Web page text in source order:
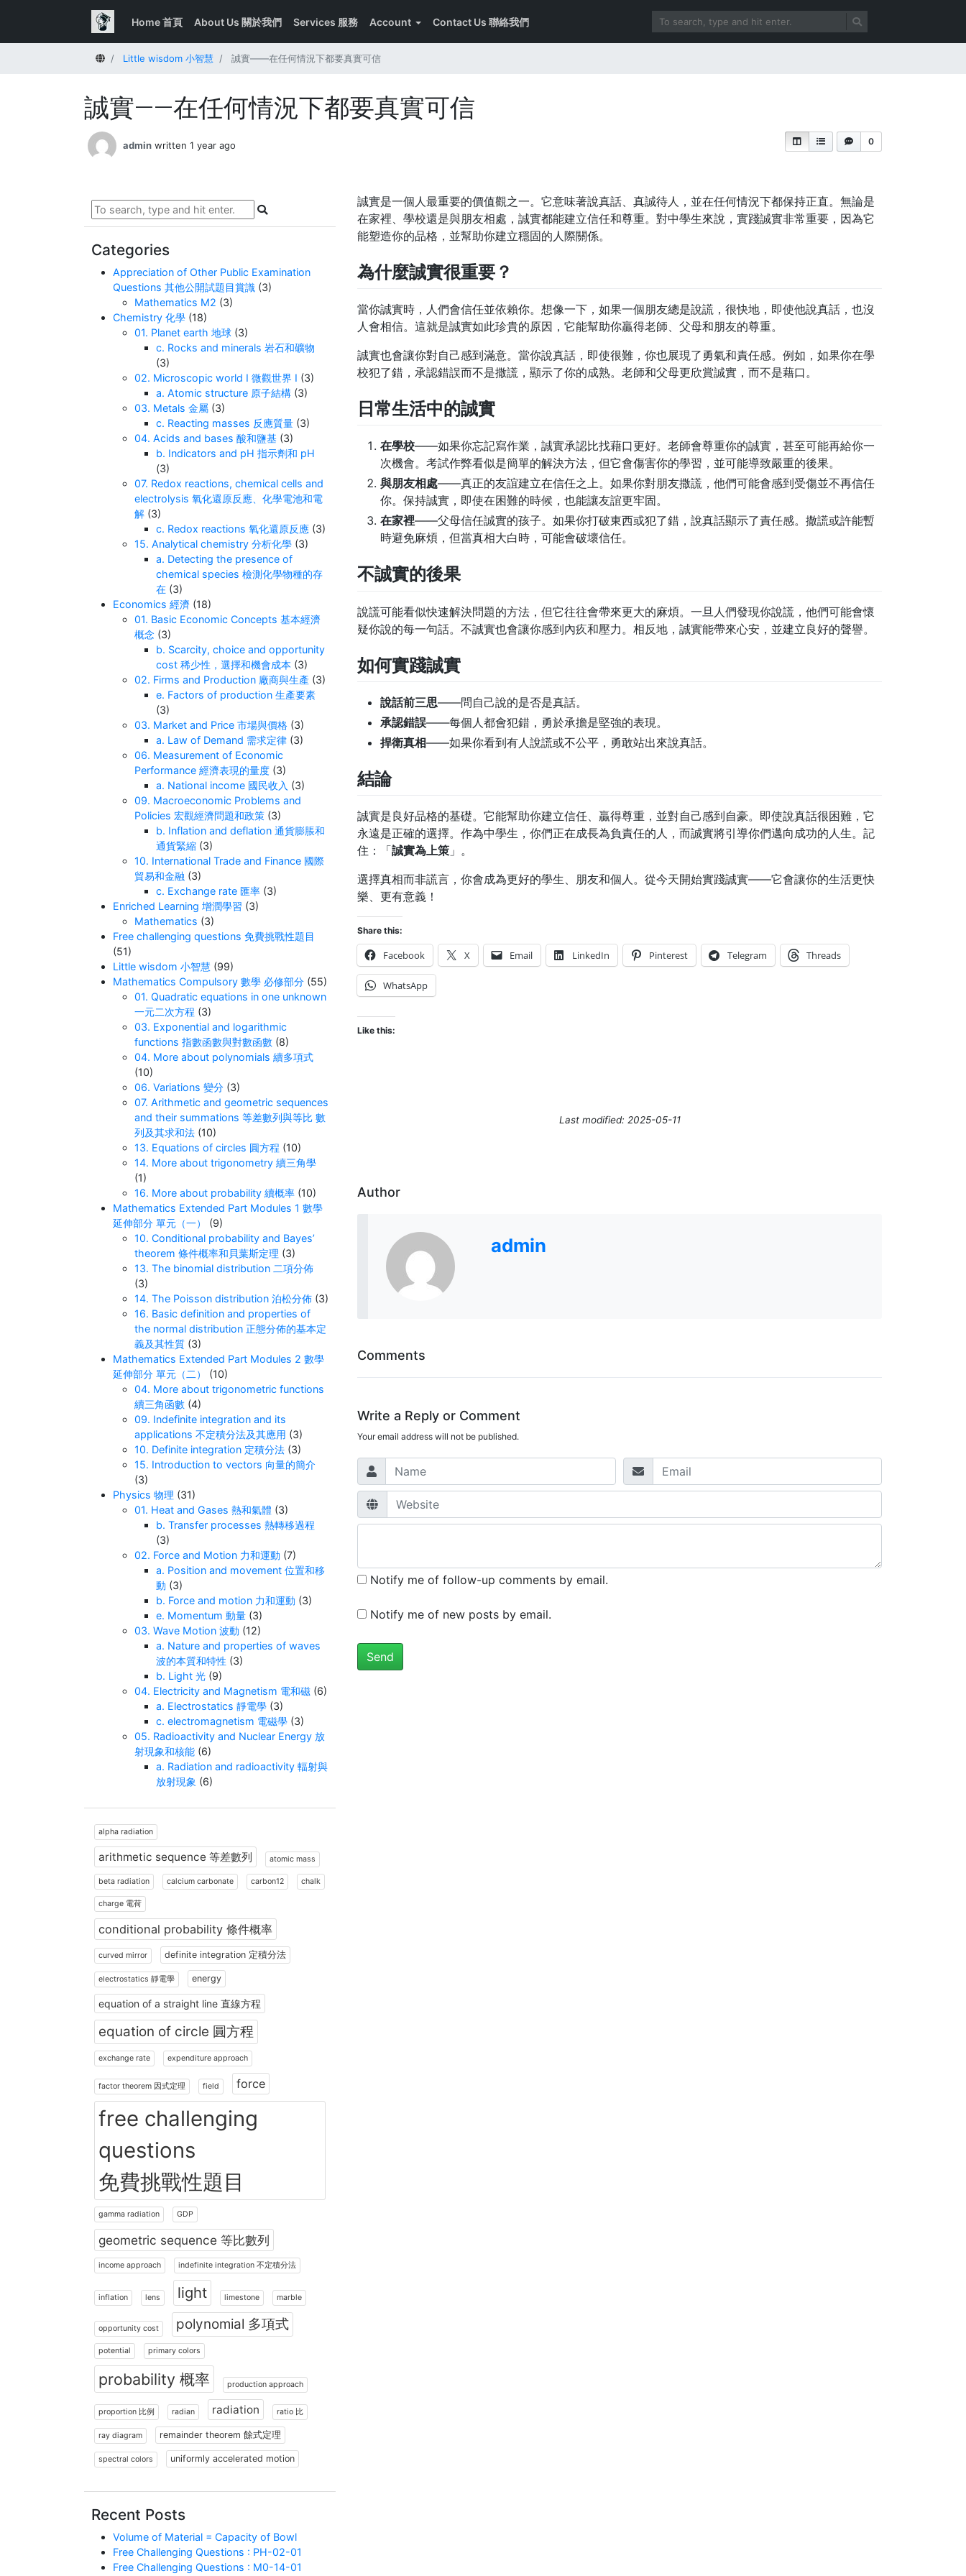
Home 首頁 About Us 關於我們 Services 服務 Account Contact Us 聯絡我們
HomeLittle wisdom 小智慧 誠實——在任何情況下都要真實可信
誠實——在任何情況下都要真實可信
0
admin written 1 year ago
誠實是一個人最重要的價值觀之一。它意味著說真話、真誠待人，並在任何情況下都保持正直。無論是
在家裡、學校還是與朋友相處，誠實都能建立信任和尊重。對中學生來說，實踐誠實非常重要，因為它
能塑造你的品格，並幫助你建立穩固的人際關係。
為什麼誠實很重要？
當你誠實時，人們會信任並依賴你。想像一下，如果一個朋友總是說謊，很快地，即使他說真話，也沒
人會相信。這就是誠實如此珍貴的原因，它能幫助你贏得老師、父母和朋友的尊重。
誠實也會讓你對自己感到滿意。當你說真話，即使很難，你也展現了勇氣和責任感。例如，如果你在學
校犯了錯，承認錯誤而不是撒謊，顯示了你的成熟。老師和父母更欣賞誠實，而不是藉口。
日常生活中的誠實
在學校——如果你忘記寫作業，誠實承認比找藉口更好。老師會尊重你的誠實，甚至可能再給你一
次機會。考試作弊看似是簡單的解決方法，但它會傷害你的學習，並可能導致嚴重的後果。
與朋友相處——真正的友誼建立在信任之上。如果你對朋友撒謊，他們可能會感到受傷並不再信任
你。保持誠實，即使在困難的時候，也能讓友誼更牢固。
在家裡——父母信任誠實的孩子。如果你打破東西或犯了錯，說真話顯示了責任感。撒謊或許能暫
時避免麻煩，但當真相大白時，可能會破壞信任。
不誠實的後果
說謊可能看似快速解決問題的方法，但它往往會帶來更大的麻煩。一旦人們發現你說謊，他們可能會懷
疑你說的每一句話。不誠實也會讓你感到內疚和壓力。相反地，誠實能帶來心安，並建立良好的聲譽。
如何實踐誠實
說話前三思——問自己說的是否是真話。
承認錯誤——每個人都會犯錯，勇於承擔是堅強的表現。
捍衛真相——如果你看到有人說謊或不公平，勇敢站出來說真話。
結論
誠實是良好品格的基礎。它能幫助你建立信任、贏得尊重，並對自己感到自豪。即使說真話很困難，它
永遠是正確的選擇。作為中學生，你們正在成長為負責任的人，而誠實將引導你們邁向成功的人生。記
住：「誠實為上策 」。
選擇真相而非謊言，你會成為更好的學生、朋友和個人。從今天開始實踐誠實——它會讓你的生活更快
樂、更有意義！
Share this:
Facebook X Email LinkedIn Pinterest Telegram Threads
WhatsApp
Like this:
Last modified: 2025-05-11
Author
admin
Comments
Write a Reply or Comment
Your email address will not be published.
Notify me of follow-up comments by email.
Notify me of new posts by email.
Categories
Appreciation of Other Public Examination
Questions 其他公開試題目賞識 (3)
Mathematics M2 (3)
Chemistry 化學 (18)
01. Planet earth 地球 (3)
c. Rocks and minerals 岩石和礦物
(3)
02. Microscopic world I 微觀世界 I (3)
a. Atomic structure 原子結構 (3)
03. Metals 金屬 (3)
c. Reacting masses 反應質量 (3)
04. Acids and bases 酸和鹽基 (3)
b. Indicators and pH 指示劑和 pH
(3)
07. Redox reactions, chemical cells and
electrolysis 氧化還原反應、化學電池和電
解 (3)
c. Redox reactions 氧化還原反應 (3)
15. Analytical chemistry 分析化學 (3)
a. Detecting the presence of
chemical species 檢測化學物種的存
在 (3)
Economics 經濟 (18)
01. Basic Economic Concepts 基本經濟
概念 (3)
b. Scarcity, choice and opportunity
cost 稀少性，選擇和機會成本 (3)
02. Firms and Production 廠商與生產 (3)
e. Factors of production 生產要素
(3)
03. Market and Price 市場與價格 (3)
a. Law of Demand 需求定律 (3)
06. Measurement of Economic
Performance 經濟表現的量度 (3)
a. National income 國民收入 (3)
09. Macroeconomic Problems and
Policies 宏觀經濟問題和政策 (3)
b. Inflation and deflation 通貨膨脹和
通貨緊縮 (3)
10. International Trade and Finance 國際
貿易和金融 (3)
c. Exchange rate 匯率 (3)
Enriched Learning 增潤學習 (3)
Mathematics (3)
Free challenging questions 免費挑戰性題目
(51)
Little wisdom 小智慧 (99)
Mathematics Compulsory 數學 必修部分 (55)
01. Quadratic equations in one unknown
一元二次方程 (3)
03. Exponential and logarithmic
functions 指數函數與對數函數 (8)
04. More about polynomials 續多項式
(10)
06. Variations 變分 (3)
07. Arithmetic and geometric sequences
and their summations 等差數列與等比 數
列及其求和法 (10)
13. Equations of circles 圓方程 (10)
14. More about trigonometry 續三角學
(1)
16. More about probability 續概率 (10)
Mathematics Extended Part Modules 1 數學
延伸部分 單元（一）
(9)
10. Conditional probability and Bayes’
theorem 條件概率和貝葉斯定理 (3)
13. The binomial distribution 二項分佈
(3)
14. The Poisson distribution 泊松分佈 (3)
16. Basic definition and properties of
the normal distribution 正態分佈的基本定
義及其性質 (3)
Mathematics Extended Part Modules 2 數學
延伸部分 單元（二）
(10)
04. More about trigonometric functions
續三角函數 (4)
09. Indefinite integration and its
applications 不定積分法及其應用 (3)
10. Definite integration 定積分法 (3)
15. Introduction to vectors 向量的簡介
(3)
Physics 物理 (31)
01. Heat and Gases 熱和氣體 (3)
b. Transfer processes 熱轉移過程
(3)
02. Force and Motion 力和運動 (7)
a. Position and movement 位置和移
動 (3)
b. Force and motion 力和運動 (3)
e. Momentum 動量 (3)
03. Wave Motion 波動 (12)
a. Nature and properties of waves
波的本質和特性 (3)
b. Light 光 (9)
04. Electricity and Magnetism 電和磁 (6)
a. Electrostatics 靜電學 (3)
c. electromagnetism 電磁學 (3)
05. Radioactivity and Nuclear Energy 放
射現象和核能 (6)
a. Radiation and radioactivity 輻射與
放射現象 (6)
alpha radiation
arithmetic sequence 等差數列 atomic mass
beta radiation calcium carbonate carbon12 chalk
charge 電荷
conditional probability 條件概率
curved mirror definite integration 定積分法
electrostatics 靜電學 energy
equation of a straight line 直線方程
equation of circle 圓方程
exchange rate expenditure approach
factor theorem 因式定理 field force
free challenging
questions
免費挑戰性題目
gamma radiation GDP
geometric sequence 等比數列
income approach indefinite integration 不定積分法
inflation lens light limestone marble
opportunity cost polynomial 多項式
potential primary colors
probability 概率 production approach
proportion 比例 radian radiation ratio 比
ray diagram remainder theorem 餘式定理
spectral colors uniformly accelerated motion
Recent Posts
Volume of Material = Capacity of Bowl
Free Challenging Questions : PH-02-01
Free Challenging Questions : M0-14-01